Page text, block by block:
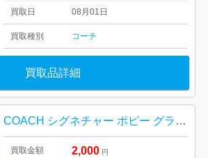
買取日 08月01日
買取種別 コーチ
買取品詳細
COACH シグネチャー ポピー グラフィティ トートバッグ
買取金額 2,000 円